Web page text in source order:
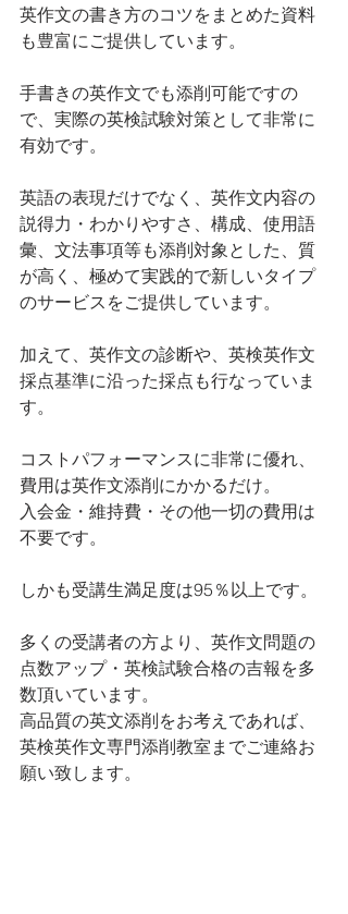
英作文の書き方のコツをまとめた資料
も豊富にご提供しています。
手書きの英作文でも添削可能ですの
で、実際の英検試験対策として非常に
有効です。
英語の表現だけでなく、英作文内容の
説得力・わかりやすさ、構成、使用語
彙、文法事項等も添削対象とした、質
が高く、極めて実践的で新しいタイプ
のサービスをご提供しています。
加えて、英作文の診断や、英検英作文
採点基準に沿った採点も行なっていま
す。
コストパフォーマンスに非常に優れ、
費用は英作文添削にかかるだけ。
入会金・維持費・その他一切の費用は
不要です。
しかも受講生満足度は95％以上です。
多くの受講者の方より、英作文問題の
点数アップ・英検試験合格の吉報を多
数頂いています。
高品質の英文添削をお考えであれば、
英検英作文専門添削教室までご連絡お
願い致します。